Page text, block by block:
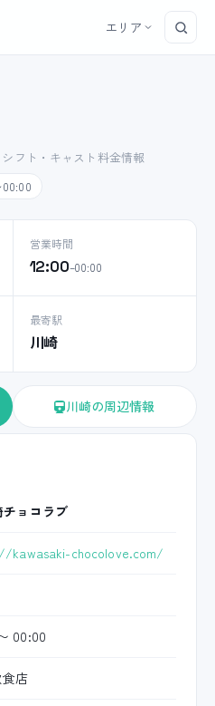
エリア
フト・キャスト料金情報
00:00
営業時間
12:00–00:00
最寄駅
川崎
川崎の周辺情報
チョコラブ
kawasaki-chocolove.com/
00:00
店